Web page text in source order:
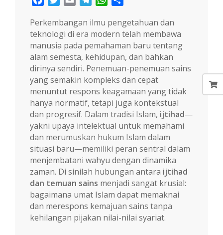
Perkembangan ilmu pengetahuan dan
teknologi di era modern telah membawa
manusia pada pemahaman baru tentang
alam semesta, kehidupan, dan bahkan
dirinya sendiri. Penemuan-penemuan sains
yang semakin kompleks dan cepat
menuntut respons keagamaan yang tidak
hanya normatif, tetapi juga kontekstual
dan progresif. Dalam tradisi Islam, ijtihad—
yakni upaya intelektual untuk memahami
dan merumuskan hukum Islam dalam
situasi baru—memiliki peran sentral dalam
menjembatani wahyu dengan dinamika
zaman. Di sinilah hubungan antara ijtihad
dan temuan sains menjadi sangat krusial:
bagaimana umat Islam dapat memaknai
dan merespons kemajuan sains tanpa
kehilangan pijakan nilai-nilai syariat.